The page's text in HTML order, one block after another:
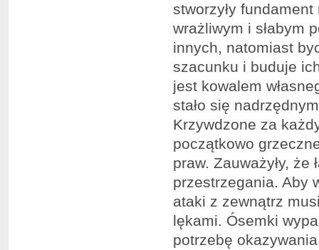
stworzyły
wrażliwym i słabym
innych, natomiast
szacunku i buduje
jest kowalem
stało się
Krzywdzone za
początkowo
praw. Zauważyły,
przestrzegania. Aby
ataki z zewnątrz
lękami. Ósemki
potrzebę